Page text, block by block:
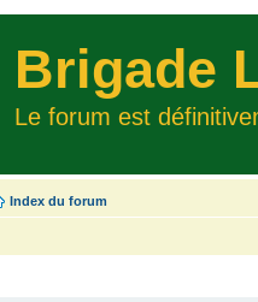
Brigade
Le forum est
Index du forum